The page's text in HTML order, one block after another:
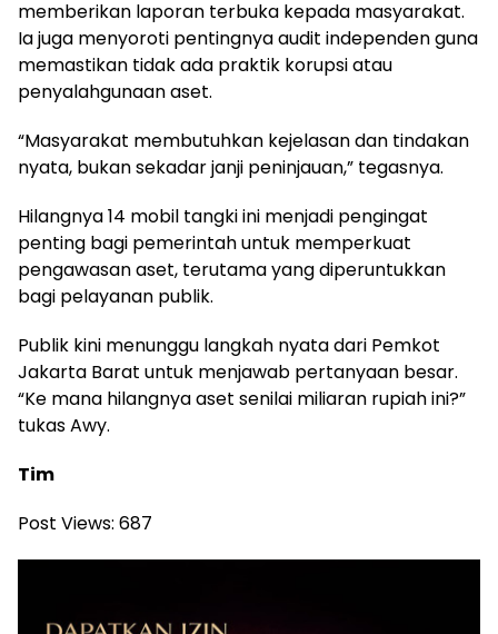
memberikan laporan terbuka kepada masyarakat.
Ia juga menyoroti pentingnya audit independen guna
memastikan tidak ada praktik korupsi atau
penyalahgunaan aset.
“Masyarakat membutuhkan kejelasan dan tindakan
nyata, bukan sekadar janji peninjauan,” tegasnya.
Hilangnya 14 mobil tangki ini menjadi pengingat
penting bagi pemerintah untuk memperkuat
pengawasan aset, terutama yang diperuntukkan
bagi pelayanan publik.
Publik kini menunggu langkah nyata dari Pemkot
Jakarta Barat untuk menjawab pertanyaan besar.
“Ke mana hilangnya aset senilai miliaran rupiah ini?”
tukas Awy.
Tim
Post Views: 687